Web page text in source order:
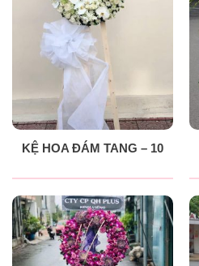
KỆ HOA ĐÁM TANG – 10